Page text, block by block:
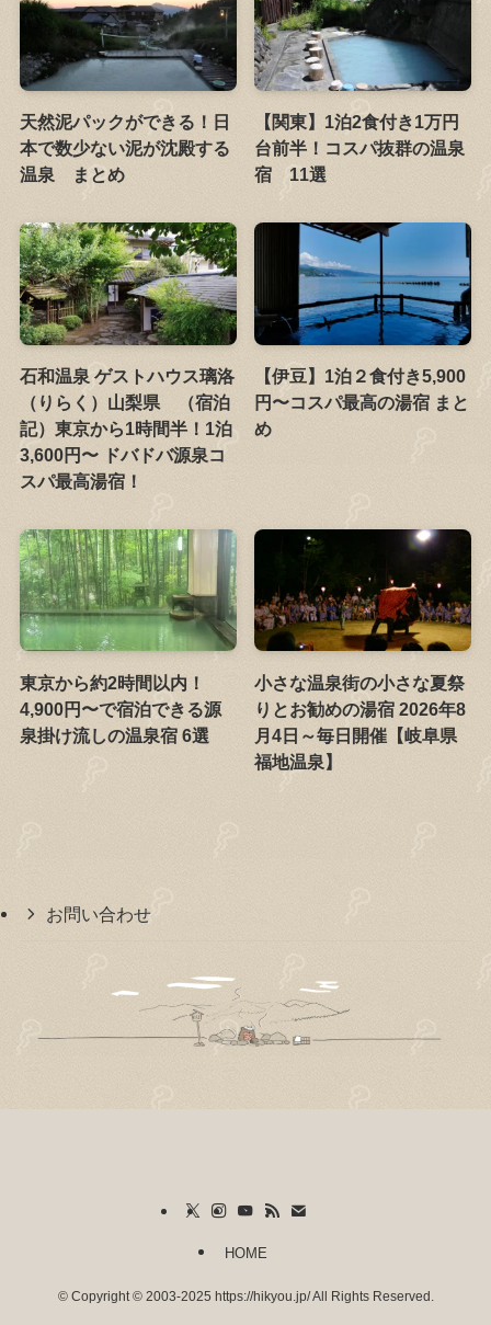
天然泥パックができる！日
本で数少ない泥が沈殿する
温泉 まとめ
【関東】1泊2食付き1万円
台前半！コスパ抜群の温泉
宿 11選
石和温泉 ゲストハウス璃洛
（りらく）山梨県 （宿泊
記）東京から1時間半！1泊
3,600円〜 ドバドバ源泉コ
スパ最高湯宿！
【伊豆】1泊２食付き5,900
円〜コスパ最高の湯宿 まと
め
東京から約2時間以内！
4,900円〜で宿泊できる源
泉掛け流しの温泉宿 6選
小さな温泉街の小さな夏祭
りとお勧めの湯宿 2026年8
月4日～毎日開催【岐阜県
福地温泉】
お問い合わせ
HOME
©Copyright © 2003-2025 https://hikyou.jp/ All Rights Reserved.